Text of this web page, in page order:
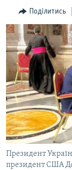
Перейти
до
пошуку
ПОГЛЯД
ІНТЕРВ'Ю
ВСЕ ЗА ДЕНЬ
СПЕЦПРОЕКТИ
ДЕПОРТАЦІЯ
ВІДЕОУРОКИ
СВІДЧЕННЯ
УКРАЇНСЬКА
ІНФОГРАФІКА
ЯК ОБІЙТИ
Русский
Qırımtatar
ДОЛУЧАЙСЯ!
Поділитись
Президент
президент США